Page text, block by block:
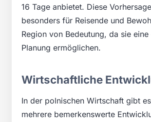
16 Tage anbietet. Diese
besonders für Reisende und
Region von Bedeutung, da sie eine
Planung ermöglichen.
Wirtschaftliche
In der polnischen Wirtschaft gibt
mehrere bemerkenswerte